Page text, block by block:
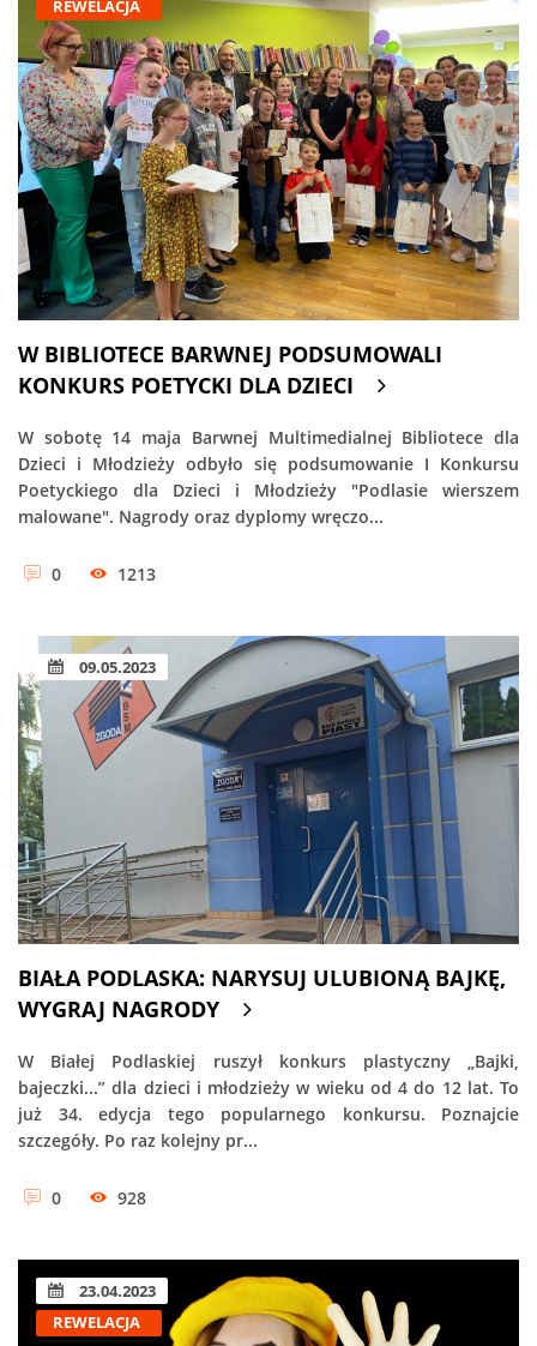
REWELACJA
W BIBLIOTECE BARWNEJ PODSUMOWALI
KONKURS POETYCKI DLA DZIECI
W sobotę 14 maja Barwnej Multimedialnej Bibliotece dla
Dzieci i Młodzieży odbyło się podsumowanie I Konkursu
Poetyckiego dla Dzieci i Młodzieży "Podlasie wierszem
malowane". Nagrody oraz dyplomy wręczo...
0 1213
09.05.2023
BIAŁA PODLASKA: NARYSUJ ULUBIONĄ BAJKĘ,
WYGRAJ NAGRODY
W Białej Podlaskiej ruszył konkurs plastyczny „Bajki,
bajeczki...” dla dzieci i młodzieży w wieku od 4 do 12 lat. To
już 34. edycja tego popularnego konkursu. Poznajcie
szczegóły. Po raz kolejny pr...
0 928
23.04.2023
REWELACJA